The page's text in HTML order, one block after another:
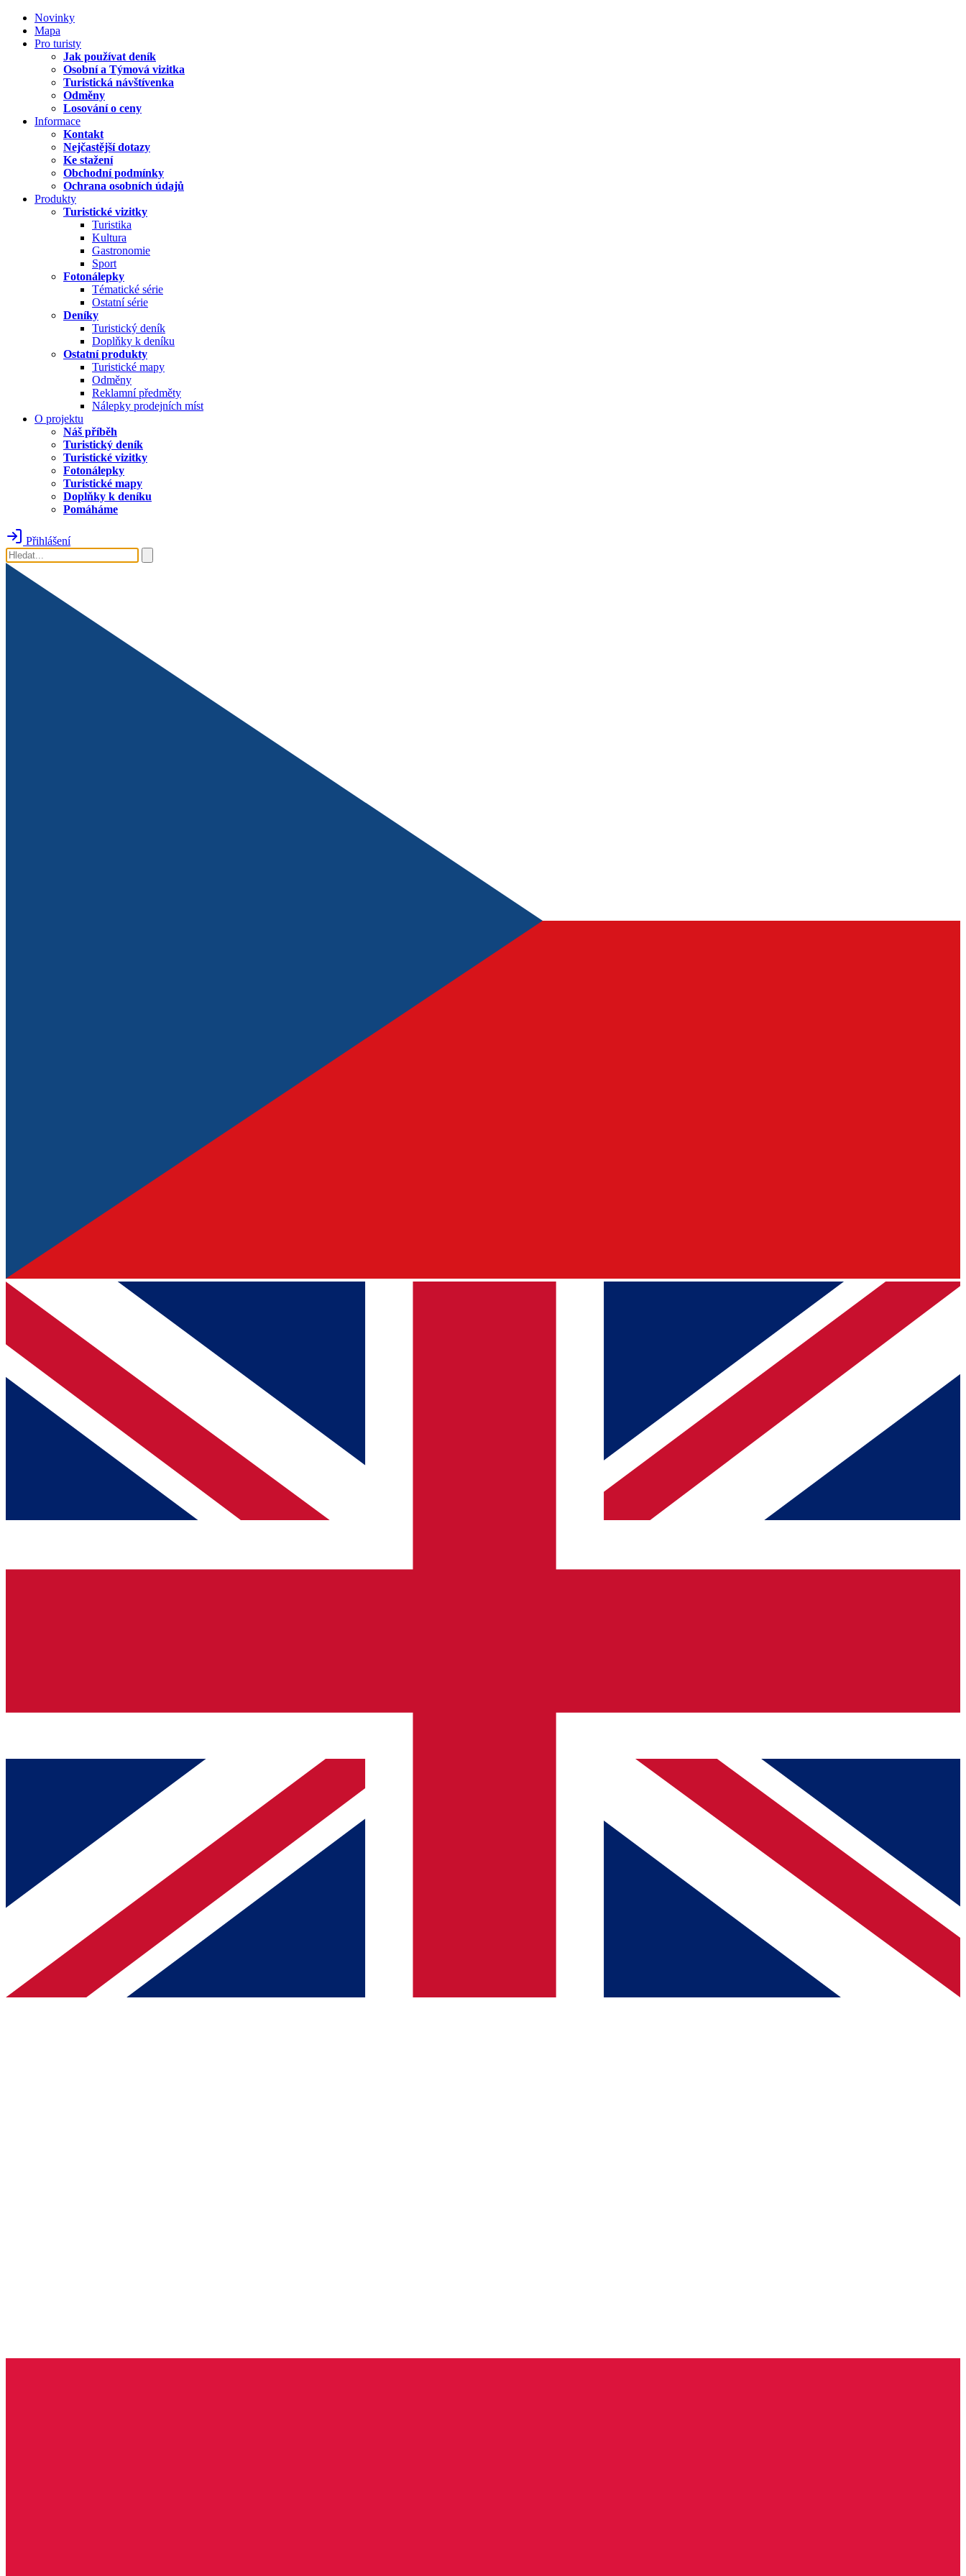
Novinky
Mapa
Pro turisty
Jak používat deník
Osobní a Týmová vizitka
Turistická návštívenka
Odměny
Losování o ceny
Informace
Kontakt
Nejčastější dotazy
Ke stažení
Obchodní podmínky
Ochrana osobních údajů
Produkty
Turistické vizitky
Turistika
Kultura
Gastronomie
Sport
Fotonálepky
Tématické série
Ostatní série
Deníky
Turistický deník
Doplňky k deníku
Ostatní produkty
Turistické mapy
Odměny
Reklamní předměty
Nálepky prodejních míst
O projektu
Náš příběh
Turistický deník
Turistické vizitky
Fotonálepky
Turistické mapy
Doplňky k deníku
Pomáháme
Přihlášení